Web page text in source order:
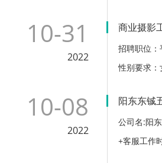
10-31
2022
商业摄影
招聘职位
性别要求
10-08
2022
阳东东铖
公司名:阳
+客服工作